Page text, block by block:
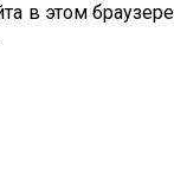
в этом браузере